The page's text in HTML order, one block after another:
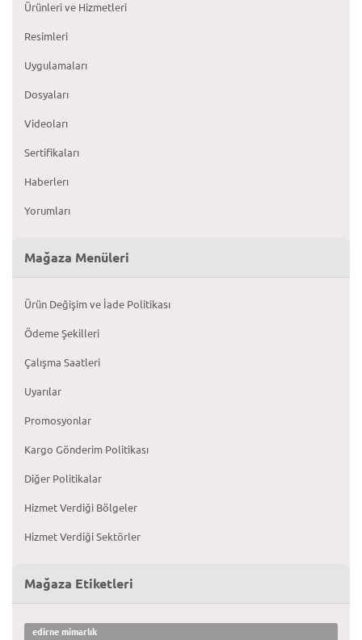
Ürünleri ve Hizmetleri
Resimleri
Uygulamaları
Dosyaları
Videoları
Sertifikaları
Haberlerı
Yorumları
Mağaza Menüleri
Ürün Değişim ve İade Politikası
Ödeme Şekilleri
Çalışma Saatleri
Uyarılar
Promosyonlar
Kargo Gönderim Politikası
Diğer Politikalar
Hizmet Verdiği Bölgeler
Hizmet Verdiği Sektörler
Mağaza Etiketleri
edirne mimarlık